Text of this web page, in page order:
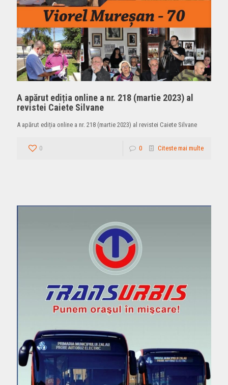
A apărut ediția online a nr. 218 (martie 2023) al
revistei Caiete Silvane
A apărut ediția online a nr. 218 (martie 2023) al revistei Caiete Silvane
0 0 Citeste mai multe